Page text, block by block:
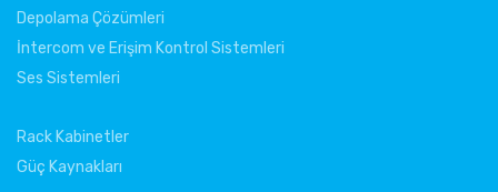
Depolama Çözümleri
İntercom ve Erişim Kontrol Sistemleri
Ses Sistemleri
Rack Kabinetler
Güç Kaynakları